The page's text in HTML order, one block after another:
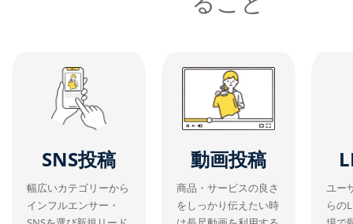
SNS投稿
幅広いカテゴリーから
インフルエンサー・
動画投稿
商品・サービスの良さ
をしっかり伝えたい時
ユー
らの